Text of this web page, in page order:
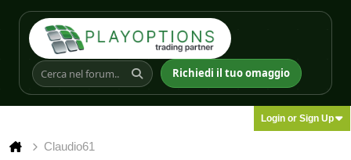
Richiedi il tuo omaggio
Login or Sign Up
Claudio61